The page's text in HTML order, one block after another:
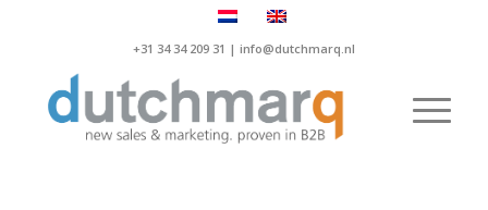
+31 34 34 209 31 | info@dutchmarq.nl